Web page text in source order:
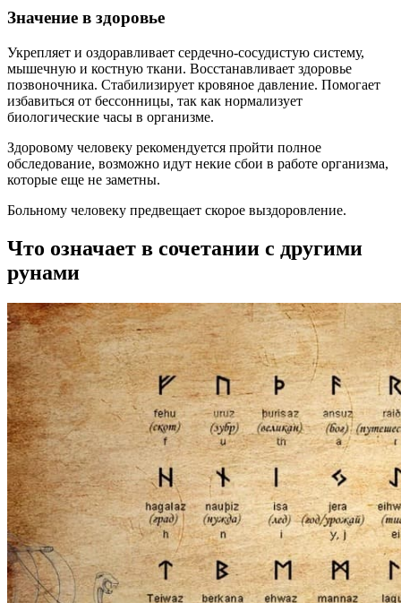
Значение в здоровье
Укрепляет и оздоравливает сердечно-сосудистую систему,
мышечную и костную ткани. Восстанавливает здоровье
позвоночника. Стабилизирует кровяное давление. Помогает
избавиться от бессонницы, так как нормализует
биологические часы в организме.
Здоровому человеку рекомендуется пройти полное
обследование, возможно идут некие сбои в работе организма,
которые еще не заметны.
Больному человеку предвещает скорое выздоровление.
Что означает в сочетании с другими
рунами